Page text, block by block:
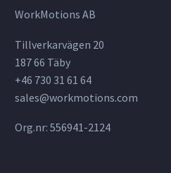
WorkMotions AB
Tillverkarvägen 20
187 66 Täby
+46 730 31 61 64
sales@workmotions.com
Org.nr: 556941-2124